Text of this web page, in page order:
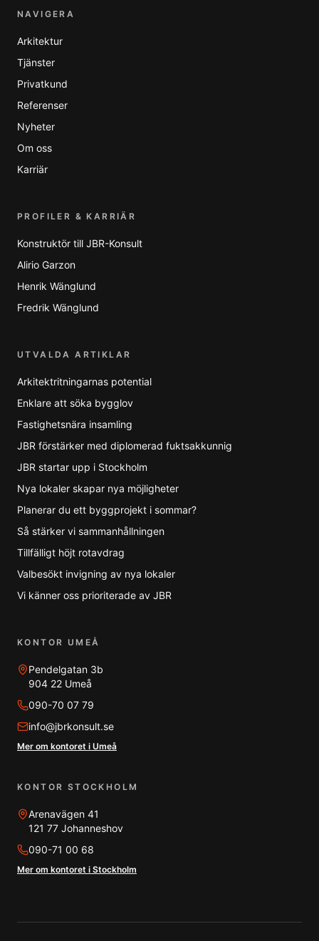
NAVIGERA
Arkitektur
Tjänster
Privatkund
Referenser
Nyheter
Om oss
Karriär
PROFILER & KARRIÄR
Konstruktör till JBR-Konsult
Alirio Garzon
Henrik Wänglund
Fredrik Wänglund
UTVALDA ARTIKLAR
Arkitektritningarnas potential
Enklare att söka bygglov
Fastighetsnära insamling
JBR förstärker med diplomerad fuktsakkunnig
JBR startar upp i Stockholm
Nya lokaler skapar nya möjligheter
Planerar du ett byggprojekt i sommar?
Så stärker vi sammanhållningen
Tillfälligt höjt rotavdrag
Valbesökt invigning av nya lokaler
Vi känner oss prioriterade av JBR
KONTOR UMEÅ
Pendelgatan 3b
904 22 Umeå
090-70 07 79
info@jbrkonsult.se
Mer om kontoret i Umeå
KONTOR STOCKHOLM
Arenavägen 41
121 77 Johanneshov
090-71 00 68
Mer om kontoret i Stockholm